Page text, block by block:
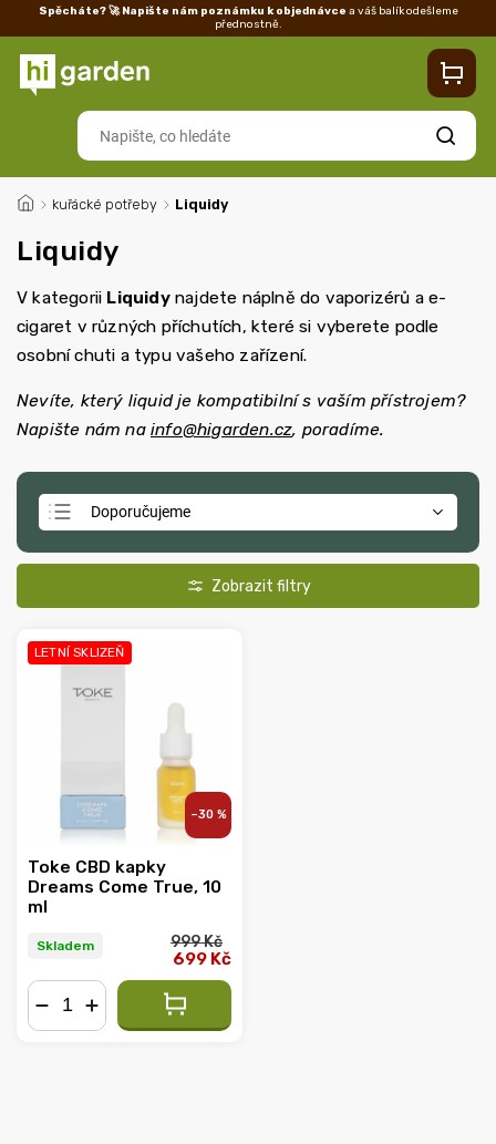
Spěcháte? 🚀 Napište nám poznámku k objednávce a váš balík odešleme
přednostně.
Vrácení/reklamace
Hledat
/ kuřácké potřeby / Liquidy
Liquidy
V kategorii Liquidynajdete náplně do vaporizérů a e-
cigaret v různých příchutích, které si vyberete podle
osobní chuti a typu vašeho zařízení.
Nevíte, který liquid je kompatibilní s vaším přístrojem?
Napište nám na info@higarden.cz, poradíme.
Doporučujeme
Nejlevnější
Abecedně
LETNÍ SKLIZEŇ
–30 %
Toke CBD kapky
Dreams Come True, 10
ml
Skladem 999 Kč
699 Kč